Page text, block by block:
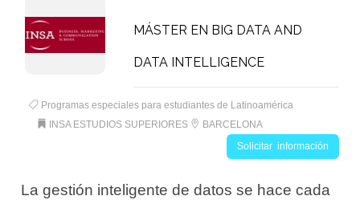
MÁSTER EN BIG DATA AND
DATA INTELLIGENCE
Programas especiales para estudiantes de Latinoamérica
INSA ESTUDIOS SUPERIORES
BARCELONA
Solicitar información
La gestión inteligente de datos se hace cada